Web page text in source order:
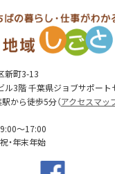
新町3-13
ル3階 千葉県ジョブサポート
から徒歩5分（アクセスマッ
～17:00
祝・年末年始